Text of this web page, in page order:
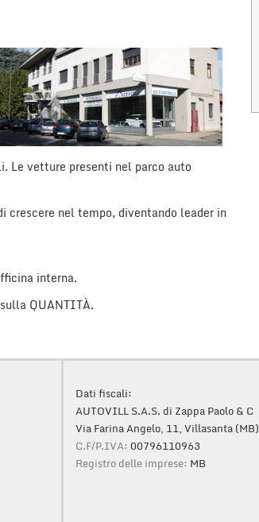
Le vetture presenti nel parco auto
crescere nel tempo, diventando leader in
interna.
QUANTITÀ.
Dati fiscali:
AUTOVILL S.A.S. di Zappa Paolo & C
Via Farina Angelo, 11, Villasanta (MB)
C.F/P.IVA:00796110963
Registro delle imprese: MB